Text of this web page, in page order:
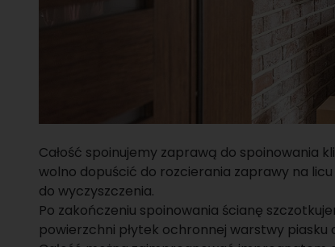
Całość spoinujemy zaprawą do spoinowania
wolno dopuścić do rozcierania zaprawy na
do wyczyszczenia.
Po zakończeniu spoinowania ścianę
powierzchni płytek ochronnej warstwy